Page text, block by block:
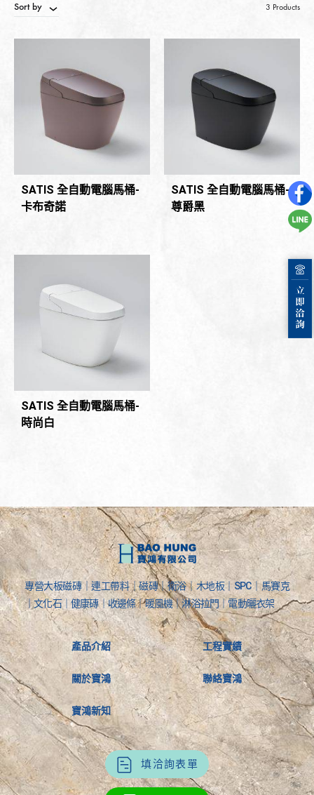
Sort by 3 Products
SATIS 全自動電腦馬桶-
卡布奇諾
SATIS 全自動電腦馬桶-
尊爵黑
SATIS 全自動電腦馬桶-
時尚白
專營大板磁磚｜連工帶料｜磁磚｜衛浴｜木地板｜SPC｜馬賽克
｜文化石｜健康磚｜收邊條｜暖風機｜淋浴拉門｜電動曬衣架
產品介紹
關於寶鴻
寶鴻新知
工程實績
聯絡寶鴻
填洽詢表單